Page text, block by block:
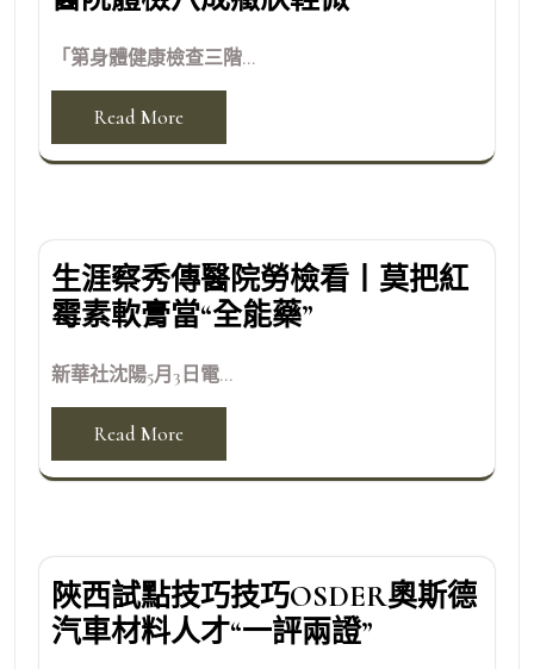
「第身體健康檢查三階...
Read More
生涯察秀傳醫院勞檢看丨莫把紅
霉素軟膏當“全能藥”
新華社沈陽5月3日電...
Read More
陜西試點技巧技巧OSDER奧斯德
汽車材料人才“一評兩證”